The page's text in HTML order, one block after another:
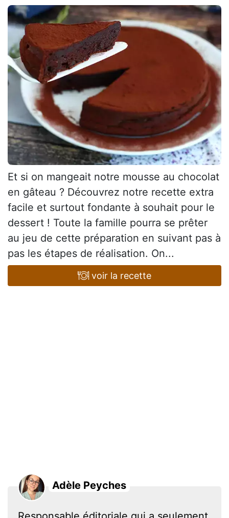
Et si on mangeait notre mousse au chocolat
en gâteau ? Découvrez notre recette extra
facile et surtout fondante à souhait pour le
dessert ! Toute la famille pourra se prêter
au jeu de cette préparation en suivant pas à
pas les étapes de réalisation. On...
voir la recette
Adèle Peyches